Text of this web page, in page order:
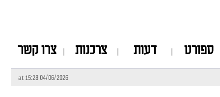
ספורט דעות צרכנות צרו קשר
04/06/2026 at 15:28